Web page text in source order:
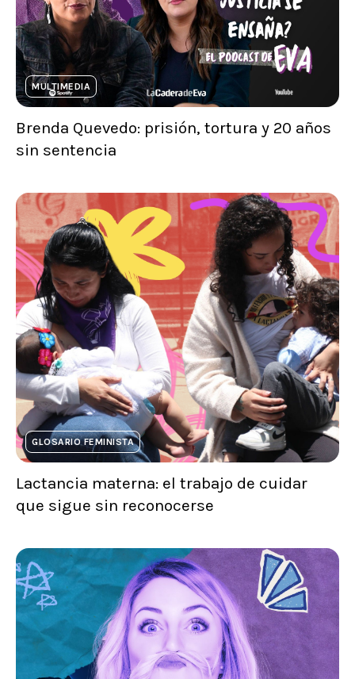
MULTIMEDIA
Brenda Quevedo: prisión, tortura y 20 años
sin sentencia
GLOSARIO FEMINISTA
Lactancia materna: el trabajo de cuidar
que sigue sin reconocerse